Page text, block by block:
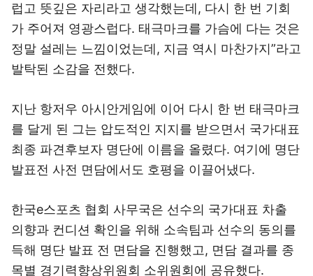
럽고 뜻깊은 자리라고 생각했는데, 다시 한 번 기회
가 주어져 영광스럽다. 태극마크를 가슴에 다는 것은
정말 설레는 느낌이었는데, 지금 역시 마찬가지”라고
발탁된 소감을 전했다.
지난 항저우 아시안게임에 이어 다시 한 번 태극마크
를 달게 된 그는 압도적인 지지를 받으면서 국가대표
최종 파견후보자 명단에 이름을 올렸다. 여기에 명단
발표전 사전 면담에서도 호평을 이끌어냈다.
한국e스포츠 협회 사무국은 선수의 국가대표 차출
의향과 컨디션 확인을 위해 소속팀과 선수의 동의를
득해 명단 발표 전 면담을 진행했고, 면담 결과를 종
목별 경기력향상위원회 소위원회에 공유했다.